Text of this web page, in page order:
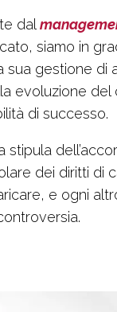
dal
siamo in
sua gestione di
evoluzione del
di successo.
stipula
dei diritti di
e ogni